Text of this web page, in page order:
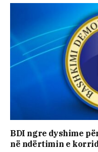
BDI ngre dyshime
në ndërtimin e